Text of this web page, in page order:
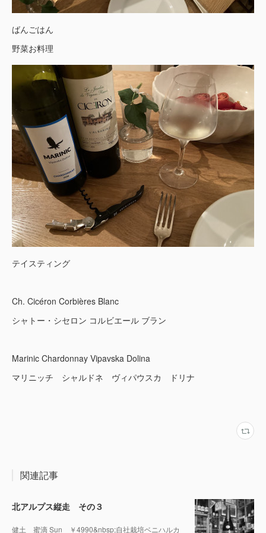
ばんごはん
野菜お料理
テイスティング
Ch. Cicéron Corbières Blanc
シャトー・シセロン コルビエール ブラン
Marinic Chardonnay Vipavska Dolina
マリニッチ シャルドネ ヴィパウスカ ドリナ
関連記事
北アルプス縦走 その３
健土 蜜滴 Sun ￥4990&nbsp;自社栽培ベニハルカ